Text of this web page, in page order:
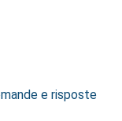
e risposte